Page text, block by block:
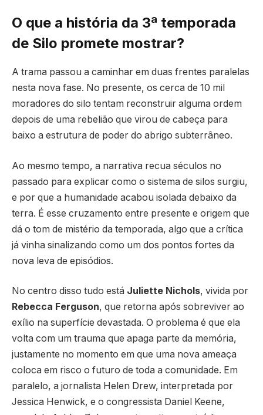
O que a história da 3ª temporada
de Silo promete mostrar?
A trama passou a caminhar em duas frentes paralelas
nesta nova fase. No presente, os cerca de 10 mil
moradores do silo tentam reconstruir alguma ordem
depois de uma rebelião que virou de cabeça para
baixo a estrutura de poder do abrigo subterrâneo.
Ao mesmo tempo, a narrativa recua séculos no
passado para explicar como o sistema de silos surgiu,
e por que a humanidade acabou isolada debaixo da
terra. É esse cruzamento entre presente e origem que
dá o tom de mistério da temporada, algo que a crítica
já vinha sinalizando como um dos pontos fortes da
nova leva de episódios.
No centro disso tudo está Juliette Nichols, vivida por
Rebecca Ferguson, que retorna após sobreviver ao
exílio na superfície devastada. O problema é que ela
volta com um trauma que apaga parte da memória,
justamente no momento em que uma nova ameaça
coloca em risco o futuro de toda a comunidade. Em
paralelo, a jornalista Helen Drew, interpretada por
Jessica Henwick, e o congressista Daniel Keene,